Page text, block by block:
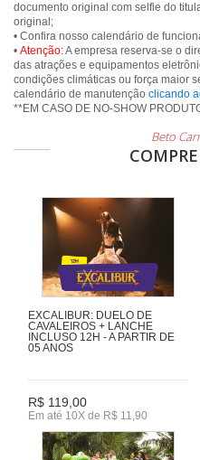
documento original com selfie do
original;
• Confira nosso calendário de
• Atenção:A empresa reserva-se o
das atrações e equipamentos
condições climáticas ou força maior
calendário de manutenção clicando
**EM CASO DE NO-SHOW
Beto
EXCALIBUR: DUELO DE
CAVALEIROS + LANCHE
INCLUSO 12H - A PARTIR DE
05 ANOS
R$ 119,00
Em até 10X de R$ 11,90